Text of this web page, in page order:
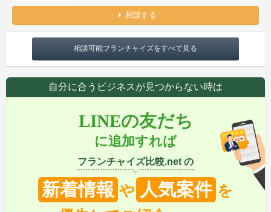
相談する
相談可能フランチャイズをすべて見る
自分に合うビジネスが見つからない時は
LINEの友だち
に追加すれば
フランチャイズ比較.net の
新着情報 や 人気案件 を